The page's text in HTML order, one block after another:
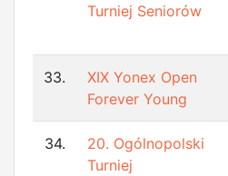
Turniej Seniorów
33.
XIX Yonex Open
Forever Young
34.
20. Ogólnopolski
Turniej